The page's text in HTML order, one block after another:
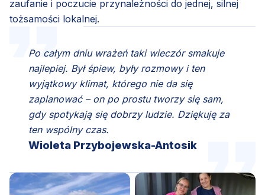
zaufanie i poczucie przynależności do jednej, silnej
tożsamości lokalnej.
Po całym dniu wrażeń taki wieczór smakuje
najlepiej. Był śpiew, były rozmowy i ten
wyjątkowy klimat, którego nie da się
zaplanować – on po prostu tworzy się sam,
gdy spotykają się dobrzy ludzie. Dziękuję za
ten wspólny czas.
Wioleta Przybojewska-Antosik